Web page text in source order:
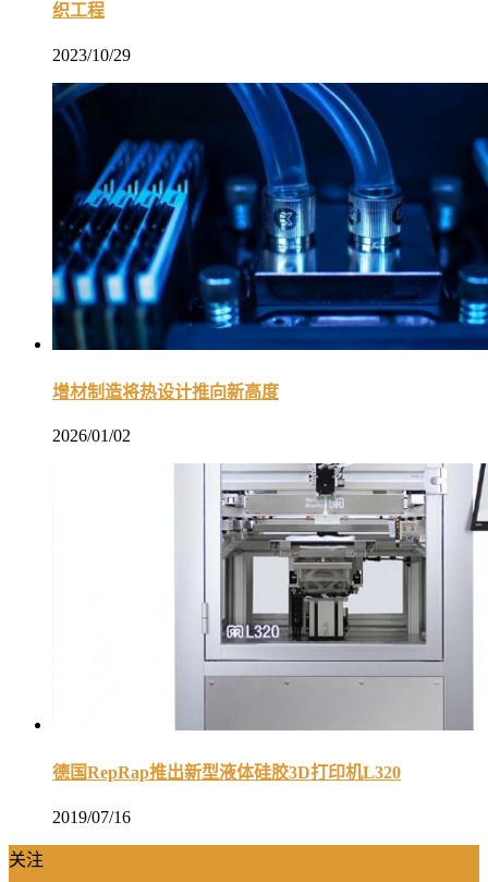
织工程
2023/10/29
增材制造将热设计推向新高度
2026/01/02
德国RepRap推出新型液体硅胶3D打印机L320
2019/07/16
关注